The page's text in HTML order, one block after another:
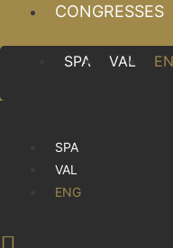
CONGRESSES
SPA VAL
SPA
VAL
ENG